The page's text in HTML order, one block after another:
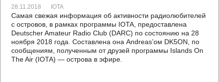
28.11.2018 IOTA
Самая свежая информация об активности радиолюбителей
с островов, в рамках программы IOTA, предоставлена
Deutscher Amateur Radio Club (DARC) по состоянию на 28
ноября 2018 года. Составлена она Andreas’ом DK5ON, по
сообщениям, полученным от друзей программы Islands On
The Air (IOTA) — острова в эфире.